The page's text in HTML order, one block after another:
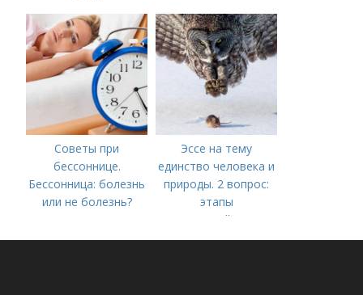
Советы при
бессоннице.
Бессонница: болезнь
или не болезнь?
Эссе на тему
единство человека и
природы. 2 вопрос:
этапы
взаимодействия
природного и